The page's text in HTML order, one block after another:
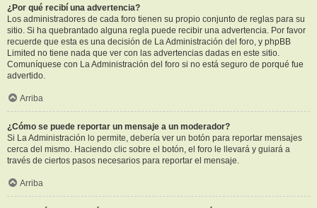
¿Por qué recibí una advertencia?
Los administradores de cada foro tienen su propio conjunto de reglas para su
sitio. Si ha quebrantado alguna regla puede recibir una advertencia. Por favor
recuerde que esta es una decisión de La Administración del foro, y phpBB
Limited no tiene nada que ver con las advertencias dadas en este sitio.
Comuníquese con La Administración del foro si no está seguro de porqué fue
advertido.
Arriba
¿Cómo se puede reportar un mensaje a un moderador?
Si La Administración lo permite, debería ver un botón para reportar mensajes
cerca del mismo. Haciendo clic sobre el botón, el foro le llevará y guiará a
través de ciertos pasos necesarios para reportar el mensaje.
Arriba